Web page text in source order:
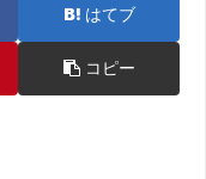
はてブ
コピー